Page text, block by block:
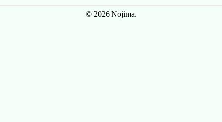
© 2026 Nojima.